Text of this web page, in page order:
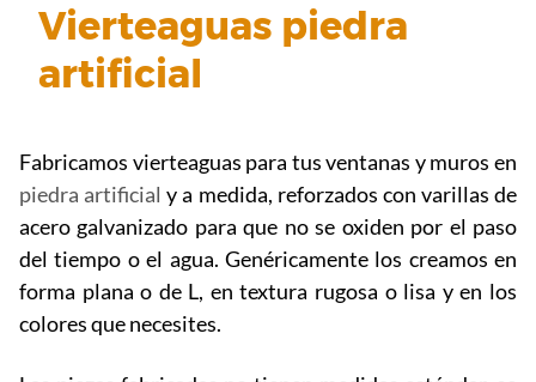
Vierteaguas piedra
artificial
Fabricamos vierteaguas para tus ventanas y muros en
piedra artificial y a medida, reforzados con varillas de
acero galvanizado para que no se oxiden por el paso
del tiempo o el agua. Genéricamente los creamos en
forma plana o de L, en textura rugosa o lisa y en los
colores que necesites.